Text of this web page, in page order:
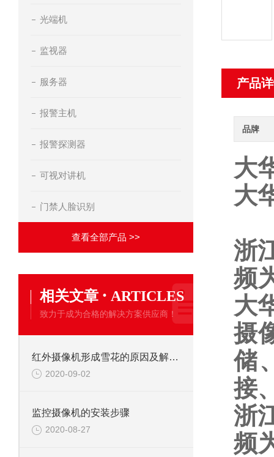
光端机
监视器
服务器
报警主机
报警探测器
可视对讲机
门禁人脸识别
查看全部产品 >>
相关文章 · ARTICLES
致力于成为合格的解决方案供应商！
红外摄像机形成雪花的原因及解决办法
2020-09-02
监控摄像机的安装步骤
2020-08-27
产品
品牌
大
大
浙
频
大
摄
储
接
浙
频